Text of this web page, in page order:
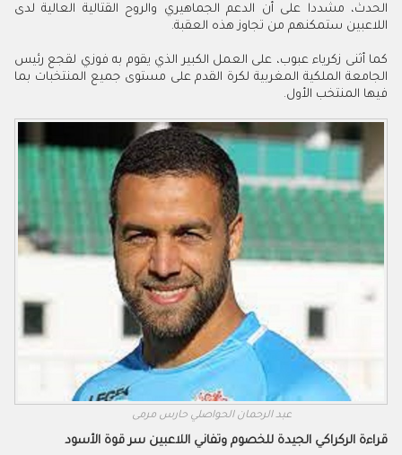
الحدث، مشددا على أن الدعم الجماهيري والروح القتالية العالية لدى
اللاعبين ستمكنهم من تجاوز هذه العقبة.
كما أثنى زكرياء عبوب، على العمل الكبير الذي يقوم به فوزي لقجع رئيس
الجامعة الملكية المغربية لكرة القدم على مستوى جميع المنتخبات بما
فيها المنتخب الأول.
عبد الرحمان الحواصلي حارس مرمى
قراءة الركراكي الجيدة للخصوم وتفاني اللاعبين سر قوة الأسود